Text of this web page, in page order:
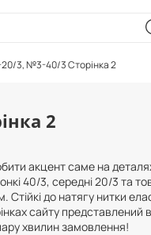
3, №3-40/3 Сторінка 2
2
акцент саме на
40/3, середні 20/3 та
до натягу нитки
сайту представлений
хвилин замовлення!